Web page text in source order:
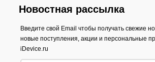
Новостная рассылка
Введите свой Email чтобы получать свежие
новые поступления, акции и персональные
iDevice.ru